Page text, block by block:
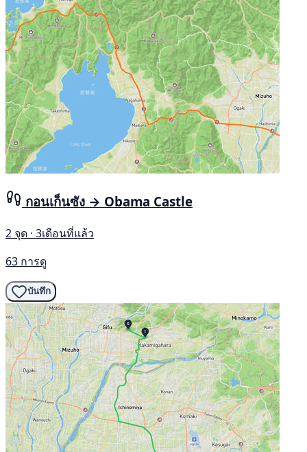
กอนเก็นซัง → Obama Castle
2 จุด · 3เดือนที่แล้ว
63 การดู
บันทึก